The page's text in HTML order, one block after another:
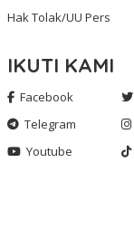
Hak Tolak/UU Pers
IKUTI KAMI
Facebook
Telegram
Youtube